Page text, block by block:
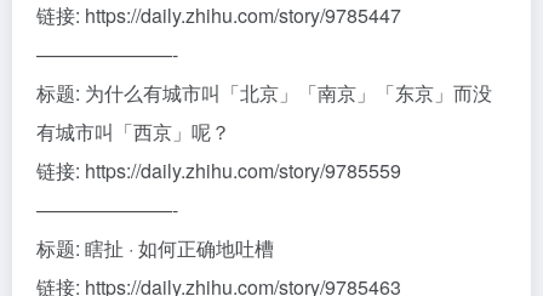
链接: https://daily.zhihu.com/story/9785447
———————-
标题: 为什么有城市叫「北京」「南京」「东京」而没
有城市叫「西京」呢？
链接: https://daily.zhihu.com/story/9785559
———————-
标题: 瞎扯 · 如何正确地吐槽
链接: https://daily.zhihu.com/story/9785463